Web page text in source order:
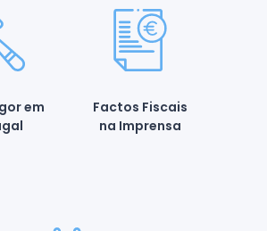
em
Factos Fiscais
na Imprensa